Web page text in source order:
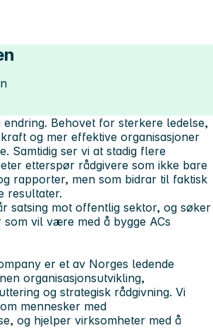
Behovet for sterkere ledelse,
og mer effektive organisasjoner
Samtidig ser vi at stadig flere
etterspør rådgivere som ikke bare
rapporter, men som bidrar til faktisk
resultater.
satsing mot offentlig sektor, og søker
vil være med å bygge ACs
er et av Norges ledende
organisasjonsutvikling,
og strategisk rådgivning. Vi
mennesker med
og hjelper virksomheter med å